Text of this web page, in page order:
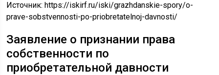
Источник:https://iskirf.ru/iski/grazhdanskie-spory/o-
prave-sobstvennosti-po-priobretatelnoj-davnosti/
Заявление о признании права
собственности по
приобретательной давности